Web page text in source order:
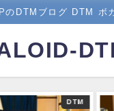
のDTMブログ DTM ボ
DTM